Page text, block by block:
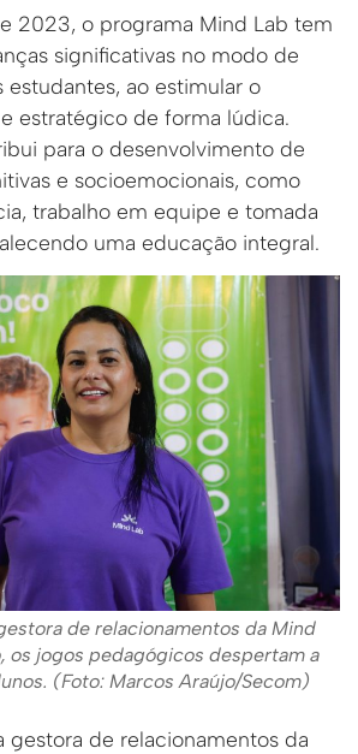
2023, o programa Mind Lab tem
significativas no modo de
estudantes, ao estimular o
estratégico de forma lúdica.
para o desenvolvimento de
e socioemocionais, como
trabalho em equipe e tomada
uma educação integral.
de relacionamentos da Mind
os jogos pedagógicos despertam a
(Foto: Marcos Araújo/Secom)
gestora de relacionamentos da